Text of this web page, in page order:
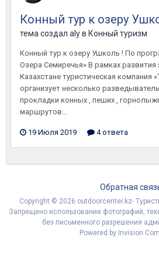
Конный тур к озеру
тема создал alyв Конный туризм
Конный тур к озеру Ушколь ! По
Озера Семиречья» В рамках развития
Казахстане туристическая компания
организует несколько
прокладки конных , пеших ,
маршрутов...
19 Июля 2019 4 ответа
Обратная
Copyright © 2026 outdoorcenter.kz-
Запрещено использование фотографий,
без письменного разрешения
Powered by Invision